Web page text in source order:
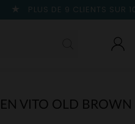
PLUS DE 9 CLIENTS SUR 10
VITO OLD BROWN